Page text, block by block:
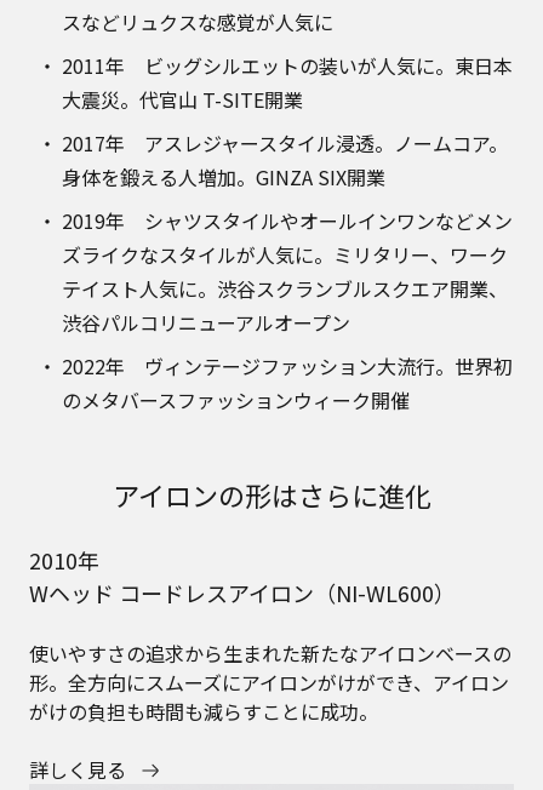
スなどリュクスな感覚が人気に
2011年 ビッグシルエットの装いが人気に。東日本
大震災。代官山 T-SITE開業
2017年 アスレジャースタイル浸透。ノームコア。
身体を鍛える人増加。GINZA SIX開業
2019年 シャツスタイルやオールインワンなどメン
ズライクなスタイルが人気に。ミリタリー、ワーク
テイスト人気に。渋谷スクランブルスクエア開業、
渋谷パルコリニューアルオープン
2022年 ヴィンテージファッション大流行。世界初
のメタバースファッションウィーク開催
アイロンの形はさらに進化
2010年
Wヘッド コードレスアイロン（NI-WL600）
使いやすさの追求から生まれた新たなアイロンベースの
形。全方向にスムーズにアイロンがけができ、アイロン
がけの負担も時間も減らすことに成功。
詳しく見る